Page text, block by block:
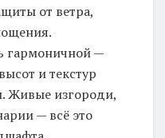
от ветра,
гармоничной —
и текстур
Живые изгороди,
— всё это